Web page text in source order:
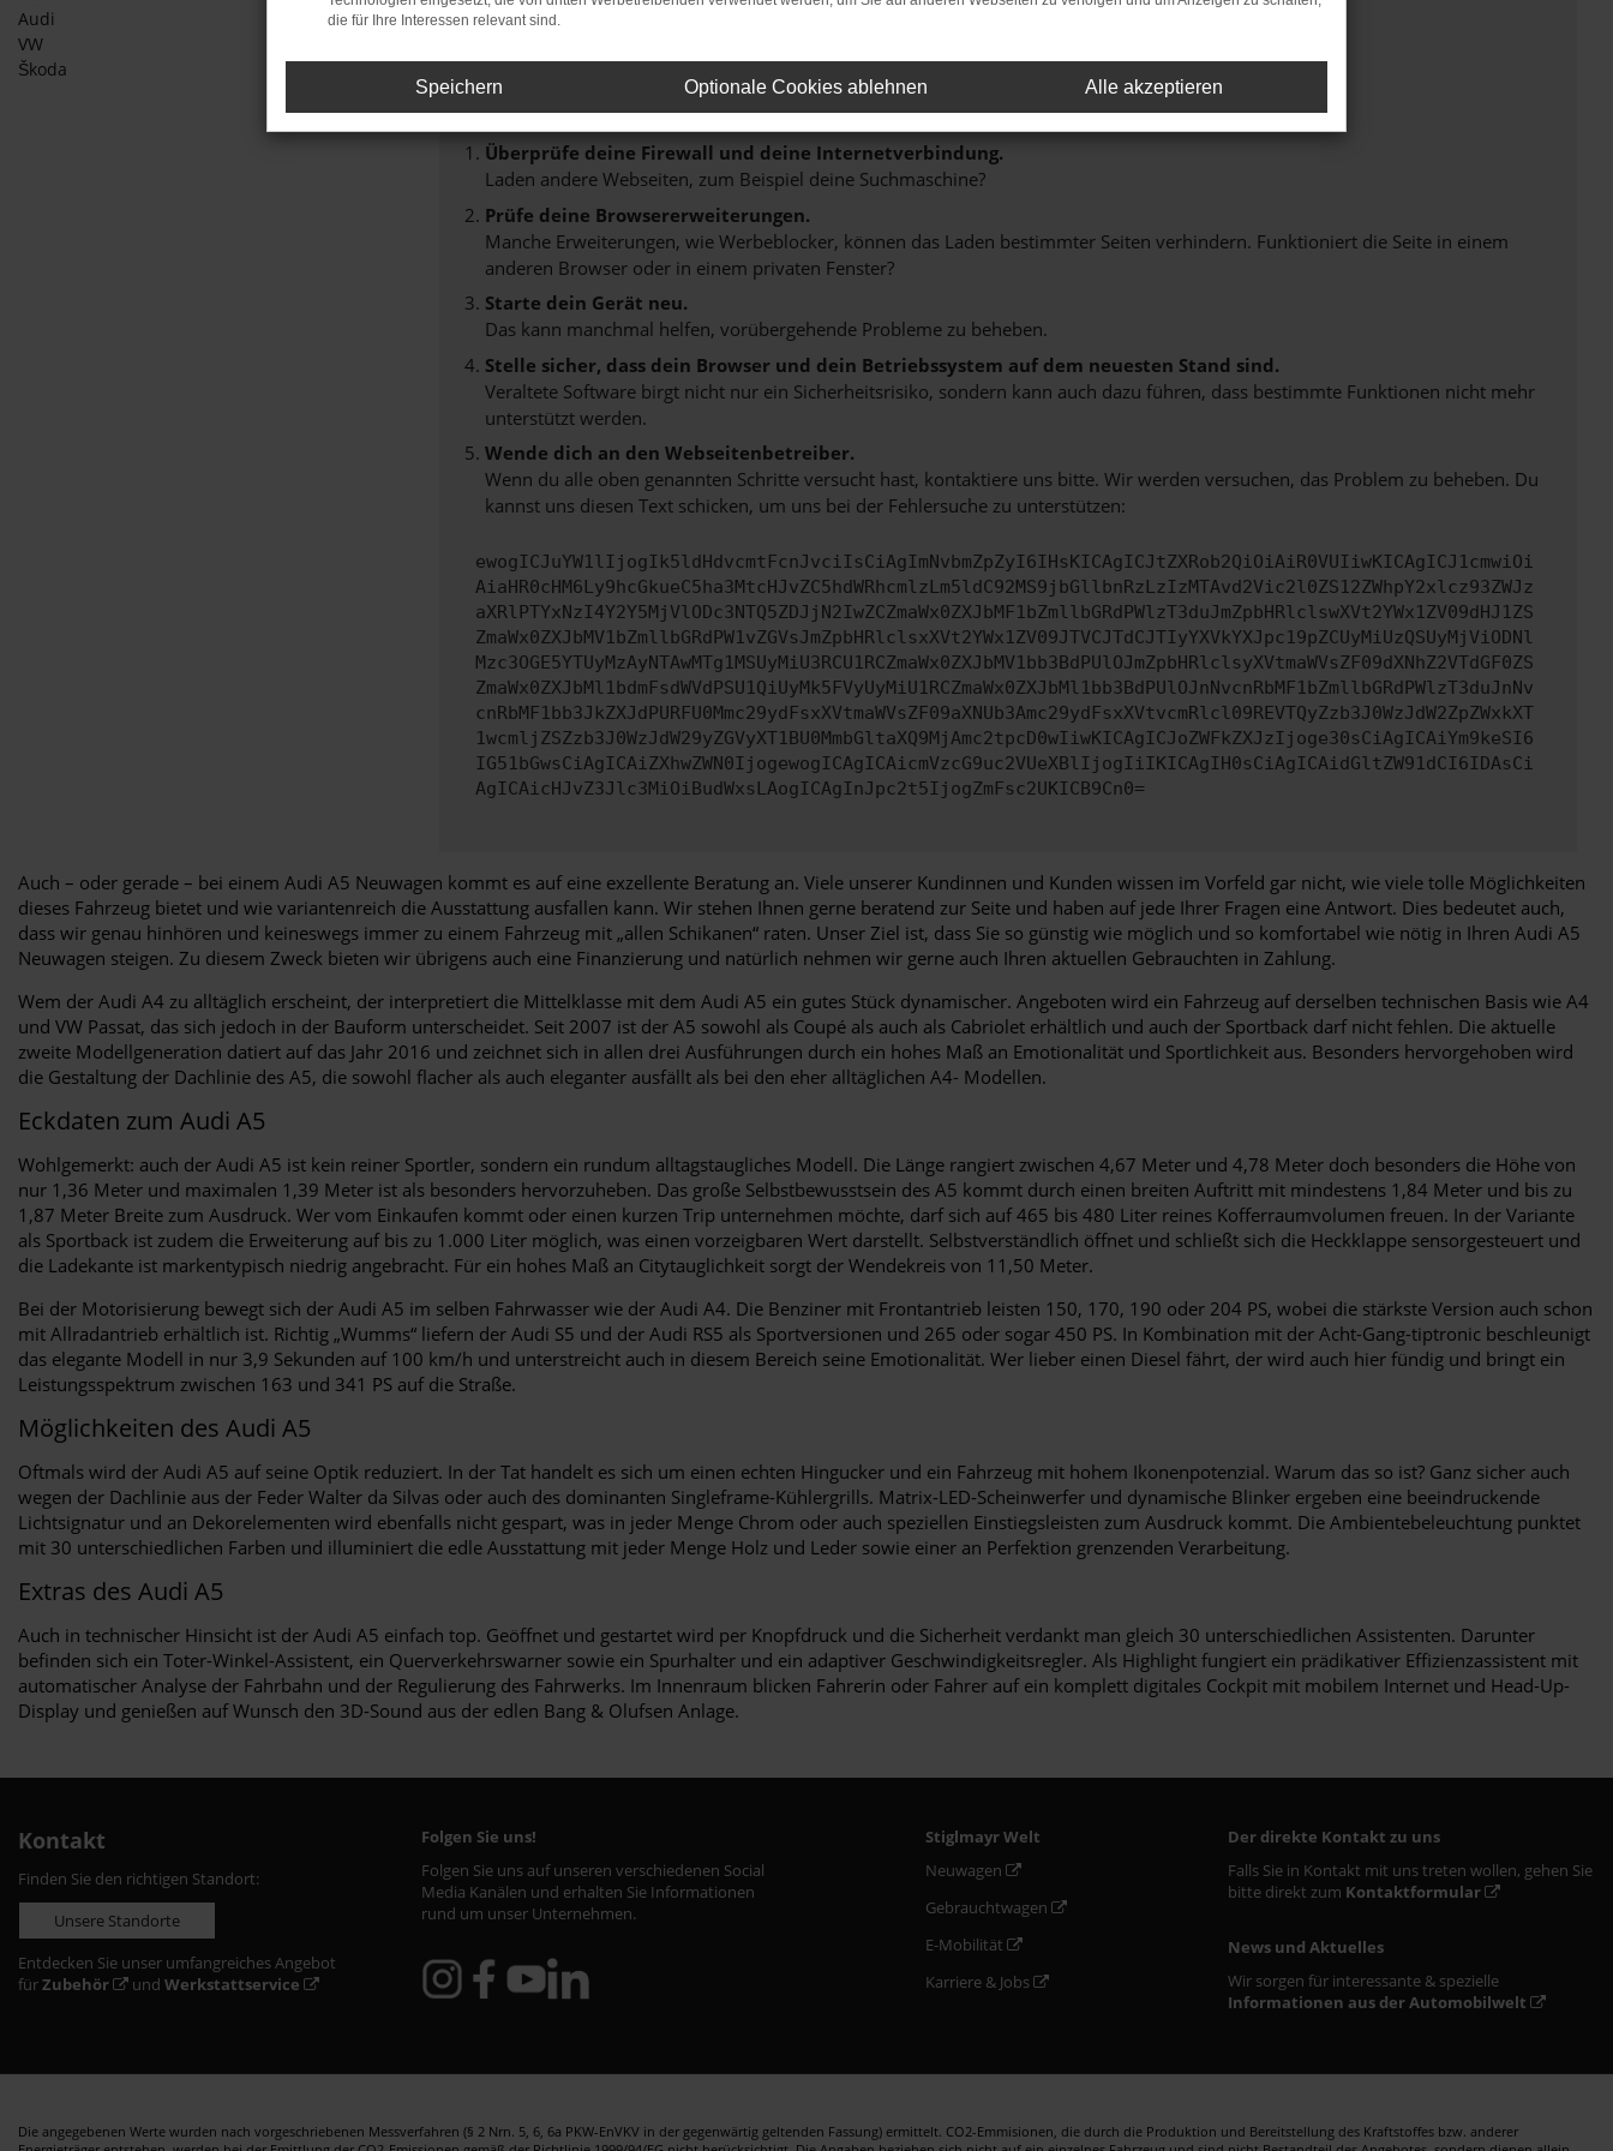
Audi
VW
Škoda
Fehler: Network Error
Beim Laden ist ein Fehler aufgetreten.
Hier sind ein paar Tipps, die dir helfen können:
Überprüfe deine Firewall und deine Internetverbindung.
Laden andere Webseiten, zum Beispiel deine Suchmaschine?
Prüfe deine Browsererweiterungen.
Manche Erweiterungen, wie Werbeblocker, können das Laden bestimmter Seiten verhindern. Funktioniert die Seite in einem
anderen Browser oder in einem privaten Fenster?
Starte dein Gerät neu.
Das kann manchmal helfen, vorübergehende Probleme zu beheben.
Stelle sicher, dass dein Browser und dein Betriebssystem auf dem neuesten Stand sind.
Veraltete Software birgt nicht nur ein Sicherheitsrisiko, sondern kann auch dazu führen, dass bestimmte Funktionen nicht mehr
unterstützt werden.
Wende dich an den Webseitenbetreiber.
Wenn du alle oben genannten Schritte versucht hast, kontaktiere uns bitte. Wir werden versuchen, das Problem zu beheben. Du
kannst uns diesen Text schicken, um uns bei der Fehlersuche zu unterstützen:
ewogICJuYW1lIjogIk5ldHdvcmtFcnJvciIsCiAgImNvbmZpZyI6IHsKICAgICJtZXRob2QiOiAiR0VUIiwKICAgICJ1cmwiOi
AiaHR0cHM6Ly9hcGkueC5ha3MtcHJvZC5hdWRhcmlzLm5ldC92MS9jbGllbnRzLzIzMTAvd2Vic2l0ZS12ZWhpY2xlcz93ZWJz
aXRlPTYxNzI4Y2Y5MjVlODc3NTQ5ZDJjN2IwZCZmaWx0ZXJbMF1bZmllbGRdPWlzT3duJmZpbHRlclswXVt2YWx1ZV09dHJ1ZS
ZmaWx0ZXJbMV1bZmllbGRdPW1vZGVsJmZpbHRlclsxXVt2YWx1ZV09JTVCJTdCJTIyYXVkYXJpc19pZCUyMiUzQSUyMjViODNl
Mzc3OGE5YTUyMzAyNTAwMTg1MSUyMiU3RCU1RCZmaWx0ZXJbMV1bb3BdPUlOJmZpbHRlclsyXVtmaWVsZF09dXNhZ2VTdGF0ZS
ZmaWx0ZXJbMl1bdmFsdWVdPSU1QiUyMk5FVyUyMiU1RCZmaWx0ZXJbMl1bb3BdPUlOJnNvcnRbMF1bZmllbGRdPWlzT3duJnNv
cnRbMF1bb3JkZXJdPURFU0Mmc29ydFsxXVtmaWVsZF09aXNUb3Amc29ydFsxXVtvcmRlcl09REVTQyZzb3J0WzJdW2ZpZWxkXT
1wcmljZSZzb3J0WzJdW29yZGVyXT1BU0MmbGltaXQ9MjAmc2tpcD0wIiwKICAgICJoZWFkZXJzIjoge30sCiAgICAiYm9keSI6
IG51bGwsCiAgICAiZXhwZWN0IjogewogICAgICAicmVzcG9uc2VUeXBlIjogIiIKICAgIH0sCiAgICAidGltZW91dCI6IDAsCi
AgICAicHJvZ3Jlc3MiOiBudWxsLAogICAgInJpc2t5IjogZmFsc2UKICB9Cn0=
Auch – oder gerade – bei einem Audi A5 Neuwagen kommt es auf eine exzellente Beratung an. Viele unserer Kundinnen und Kunden wissen im Vorfeld gar nicht, wie viele tolle Möglichkeiten
dieses Fahrzeug bietet und wie variantenreich die Ausstattung ausfallen kann. Wir stehen Ihnen gerne beratend zur Seite und haben auf jede Ihrer Fragen eine Antwort. Dies bedeutet auch,
dass wir genau hinhören und keineswegs immer zu einem Fahrzeug mit „allen Schikanen“ raten. Unser Ziel ist, dass Sie so günstig wie möglich und so komfortabel wie nötig in Ihren Audi A5
Neuwagen steigen. Zu diesem Zweck bieten wir übrigens auch eine Finanzierung und natürlich nehmen wir gerne auch Ihren aktuellen Gebrauchten in Zahlung.
Wem der Audi A4 zu alltäglich erscheint, der interpretiert die Mittelklasse mit dem Audi A5 ein gutes Stück dynamischer. Angeboten wird ein Fahrzeug auf derselben technischen Basis wie A4
und VW Passat, das sich jedoch in der Bauform unterscheidet. Seit 2007 ist der A5 sowohl als Coupé als auch als Cabriolet erhältlich und auch der Sportback darf nicht fehlen. Die aktuelle
zweite Modellgeneration datiert auf das Jahr 2016 und zeichnet sich in allen drei Ausführungen durch ein hohes Maß an Emotionalität und Sportlichkeit aus. Besonders hervorgehoben wird
die Gestaltung der Dachlinie des A5, die sowohl flacher als auch eleganter ausfällt als bei den eher alltäglichen A4- Modellen.
Eckdaten zum Audi A5
Wohlgemerkt: auch der Audi A5 ist kein reiner Sportler, sondern ein rundum alltagstaugliches Modell. Die Länge rangiert zwischen 4,67 Meter und 4,78 Meter doch besonders die Höhe von
nur 1,36 Meter und maximalen 1,39 Meter ist als besonders hervorzuheben. Das große Selbstbewusstsein des A5 kommt durch einen breiten Auftritt mit mindestens 1,84 Meter und bis zu
1,87 Meter Breite zum Ausdruck. Wer vom Einkaufen kommt oder einen kurzen Trip unternehmen möchte, darf sich auf 465 bis 480 Liter reines Kofferraumvolumen freuen. In der Variante
als Sportback ist zudem die Erweiterung auf bis zu 1.000 Liter möglich, was einen vorzeigbaren Wert darstellt. Selbstverständlich öffnet und schließt sich die Heckklappe sensorgesteuert und
die Ladekante ist markentypisch niedrig angebracht. Für ein hohes Maß an Citytauglichkeit sorgt der Wendekreis von 11,50 Meter.
Bei der Motorisierung bewegt sich der Audi A5 im selben Fahrwasser wie der Audi A4. Die Benziner mit Frontantrieb leisten 150, 170, 190 oder 204 PS, wobei die stärkste Version auch schon
mit Allradantrieb erhältlich ist. Richtig „Wumms“ liefern der Audi S5 und der Audi RS5 als Sportversionen und 265 oder sogar 450 PS. In Kombination mit der Acht-Gang-tiptronic beschleunigt
das elegante Modell in nur 3,9 Sekunden auf 100 km/h und unterstreicht auch in diesem Bereich seine Emotionalität. Wer lieber einen Diesel fährt, der wird auch hier fündig und bringt ein
Leistungsspektrum zwischen 163 und 341 PS auf die Straße.
Möglichkeiten des Audi A5
Oftmals wird der Audi A5 auf seine Optik reduziert. In der Tat handelt es sich um einen echten Hingucker und ein Fahrzeug mit hohem Ikonenpotenzial. Warum das so ist? Ganz sicher auch
wegen der Dachlinie aus der Feder Walter da Silvas oder auch des dominanten Singleframe-Kühlergrills. Matrix-LED-Scheinwerfer und dynamische Blinker ergeben eine beeindruckende
Lichtsignatur und an Dekorelementen wird ebenfalls nicht gespart, was in jeder Menge Chrom oder auch speziellen Einstiegsleisten zum Ausdruck kommt. Die Ambientebeleuchtung punktet
mit 30 unterschiedlichen Farben und illuminiert die edle Ausstattung mit jeder Menge Holz und Leder sowie einer an Perfektion grenzenden Verarbeitung.
Extras des Audi A5
Auch in technischer Hinsicht ist der Audi A5 einfach top. Geöffnet und gestartet wird per Knopfdruck und die Sicherheit verdankt man gleich 30 unterschiedlichen Assistenten. Darunter
befinden sich ein Toter-Winkel-Assistent, ein Querverkehrswarner sowie ein Spurhalter und ein adaptiver Geschwindigkeitsregler. Als Highlight fungiert ein prädikativer Effizienzassistent mit
automatischer Analyse der Fahrbahn und der Regulierung des Fahrwerks. Im Innenraum blicken Fahrerin oder Fahrer auf ein komplett digitales Cockpit mit mobilem Internet und Head-Up-
Display und genießen auf Wunsch den 3D-Sound aus der edlen Bang & Olufsen Anlage.
Kontakt
Finden Sie den richtigen Standort:
Unsere Standorte
Entdecken Sie unser umfangreiches Angebot
fürZubehör und Werkstattservice
Folgen Sie uns!
Folgen Sie uns auf unseren verschiedenen Social
Media Kanälen und erhalten Sie Informationen
rund um unser Unternehmen.
Stiglmayr Welt
Neuwagen
Gebrauchtwagen
E-Mobilität
Karriere & Jobs
Der direkte Kontakt zu uns
Falls Sie in Kontakt mit uns treten wollen, gehen Sie
bitte direkt zum Kontaktformular
News und Aktuelles
Wir sorgen für interessante & spezielle
Informationen aus der Automobilwelt
Die angegebenen Werte wurden nach vorgeschriebenen Messverfahren (§ 2 Nrn. 5, 6, 6a PKW-EnVKV in der gegenwärtig geltenden Fassung) ermittelt. CO2-Emmisionen, die durch die Produktion und Bereitstellung des Kraftstoffes bzw. anderer
die für Ihre Interessen relevant sind.
Speichern Optionale Cookies ablehnen Alle akzeptieren